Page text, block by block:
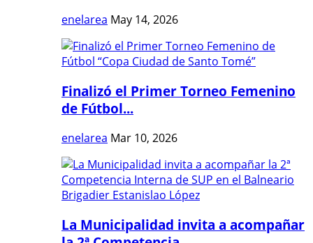
enelarea May 14, 2026
Finalizó el Primer Torneo Femenino
de Fútbol...
enelarea Mar 10, 2026
La Municipalidad invita a acompañar